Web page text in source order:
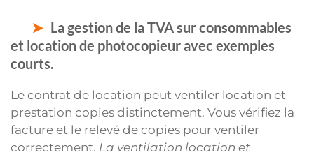
La gestion de la TVA sur consommables
et location de photocopieur avec exemples
courts.
Le contrat de location peut ventiler location et
prestation copies distinctement. Vous vérifiez la
facture et le relevé de copies pour ventiler
correctement. La ventilation location et